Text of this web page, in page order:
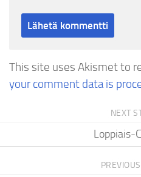
This site uses Akismet to
your comment data is
NEXT
Loppiais-